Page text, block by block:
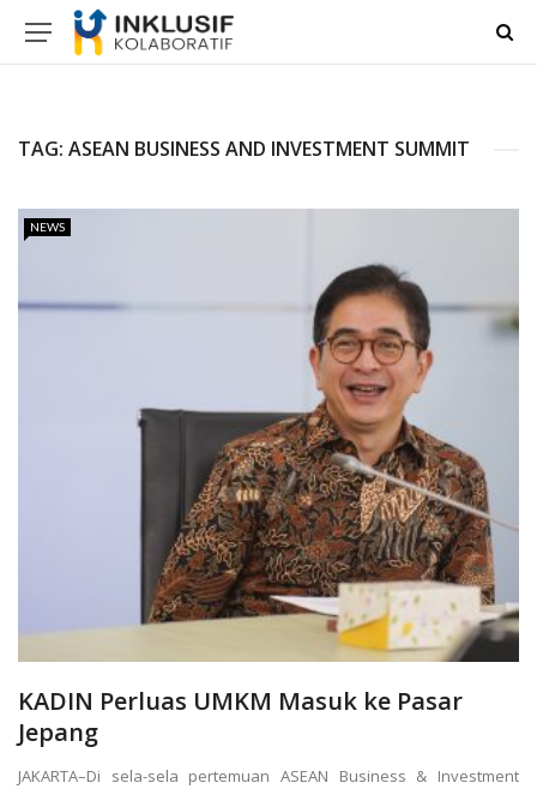
TAG: ASEAN BUSINESS AND INVESTMENT SUMMIT
NEWS
KADIN Perluas UMKM Masuk ke Pasar
Jepang
JAKARTA–Di sela-sela pertemuan ASEAN Business & Investment